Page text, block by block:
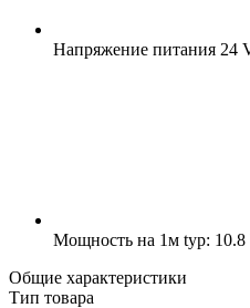
Напряжение питания 24
Мощность на 1м typ:
Общие характеристики
Тип товара